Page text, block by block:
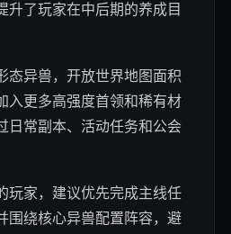
升了玩家在中后期的养成目
态异兽，开放世界地图面积
入更多高强度首领和稀有材
日常副本、活动任务和公会
玩家，建议优先完成主线任
围绕核心异兽配置阵容，避